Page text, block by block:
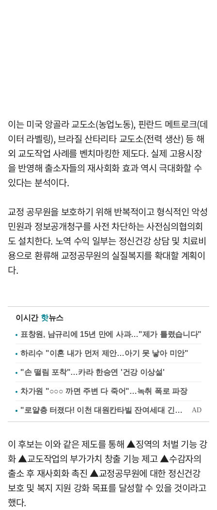
이는 미국 앙골라 교도소(농업노동), 핀란드 메트로크(데
이터 라벨링), 브라질 산타리타 교도소(전력 생산) 등 해
외 교도작업 사례를 벤치마킹한 제도다. 실제 고용시장
을 반영해 출소자들의 재사회화 효과 역시 극대화할 수
있다는 분석이다.
교정 공무원을 보호하기 위해 반복적이고 형식적인 악성
민원과 정보공개청구를 사전 차단하는 사전심의협의회
도 설치한다. 노역 수익 일부는 정신건강 상담 및 치료비
용으로 환류해 교정공무원의 실질복지를 확대할 계획이
다.
이시간 핫뉴스
표창원, 남규리에 15년 만에 사과…"제가 틀렸습니다"
하리수 "이혼 내가 먼저 제안…아기 못 낳아 미안"
"손 떨림 포착"…카라 한승연 '건강 이상설'
차가원 "○○○ 까면 주변 다 죽어"…녹취 폭로 파장
이 후보는 이와 같은 제도를 통해 ▲징역의 처벌 기능 강
화 ▲교도작업의 부가가치 창출 기능 제고 ▲수감자의
출소 후 재사회화 촉진 ▲교정공무원에 대한 정신건강
보호 및 복지 지원 강화 목표를 달성할 수 있을 것이라고
했다.